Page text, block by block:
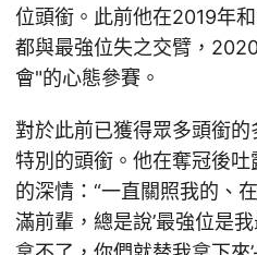
位頭銜。此前他在2019年
都與最強位失之交臂，
會"的心態參賽。
對於此前已獲得眾多頭銜
特別的頭銜。他在奪冠後
的深情：“一直關照我的、
滿前輩，總是說’最強位是